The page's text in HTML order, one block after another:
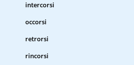
intercorsi
occorsi
retrorsi
rincorsi